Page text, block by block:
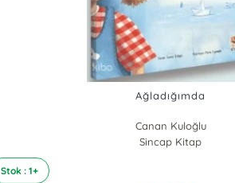
Ağladığımda
Canan Kuloğlu
Sincap Kitap
Stok : 1+